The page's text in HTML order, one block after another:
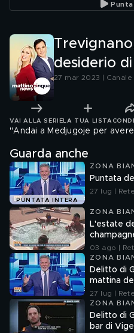
desiderio
27 mar 2023 | Canale
VAI ALLA SERIE LA TUA LISTA
"Andai a Medjugoje per
Guarda anche
PUNTATA INTERA
ZONA
Puntata
27 lug |
ZONA
L'estate
03 ago |
ZONA
Delitto di
mattina
27 lug |
ZONA
Delitto di
bar di